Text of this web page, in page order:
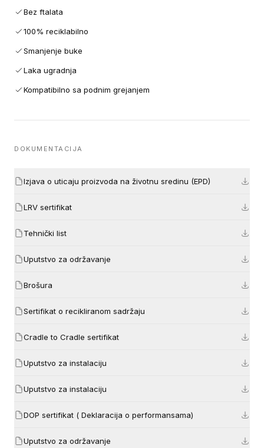
Bez ftalata
100% reciklabilno
Smanjenje buke
Laka ugradnja
Kompatibilno sa podnim grejanjem
DOKUMENTACIJA
Izjava o uticaju proizvoda na životnu sredinu (EPD)
LRV sertifikat
Tehnički list
Uputstvo za održavanje
Brošura
Sertifikat o recikliranom sadržaju
Cradle to Cradle sertifikat
Uputstvo za instalaciju
Uputstvo za instalaciju
DOP sertifikat ( Deklaracija o performansama)
Uputstvo za održavanje